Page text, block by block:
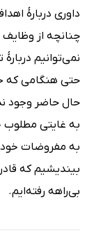
داوری دربارۀ
چنانچه از
نمی‌توانیم
حتی هنگامی که
حال حاضر وجود
به غایتی مطلوب
به مفروضات خود
بیندیشیم که
بی‌راهه رفته‌ایم.